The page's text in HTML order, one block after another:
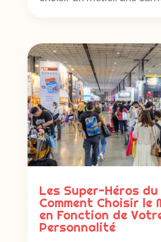
Les Super-Héros du
Comment Choisir le
en Fonction de
Personnalité